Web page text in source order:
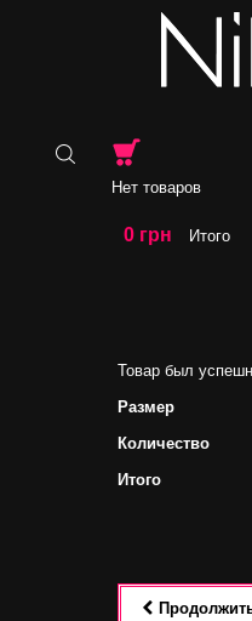
Нет товаров
0 грн Итого
Товар был
Размер
Количество
Итого